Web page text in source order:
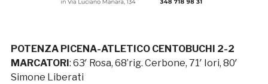
POTENZA PICENA-ATLETICO CENTOBUCHI 2-2
MARCATORI : 63′ Rosa, 68’rig. Cerbone, 71′ Iori, 80′
Simone Liberati